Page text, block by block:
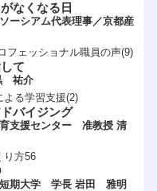
なくなる日
ーシアム代表理事／京都産
ェッショナル職員の声(9)
て
祐介
よる学習支援(2)
バイジング
支援センター 准教授 清
り方56
短期大学 学長 岩田 雅明